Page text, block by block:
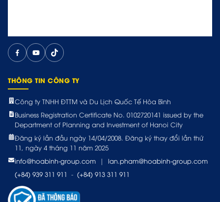
THÔNG TIN CÔNG TY
Công ty TNHH ĐTTM và Du Lịch Quốc Tế Hòa Bình
Business Registration Certificate No. 0102720141 issued by the
Department of Planning and Investment of Hanoi City
Đăng ký lần đầu ngày 14/04/2008. Đăng ký thay đổi lần thứ
11, ngày 4 tháng 11 năm 2025
info@hoabinh-group.com
|
lan.pham@hoabinh-group.com
(+84) 939 311 911 - (+84) 913 311 911